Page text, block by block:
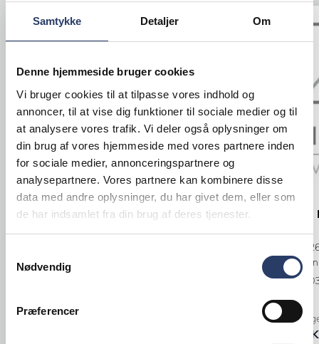
Samtykke Detaljer Om
Denne hjemmeside bruger cookies
Vi bruger cookies til at tilpasse vores indhold og
annoncer, til at vise dig funktioner til sociale medier og til
at analysere vores trafik. Vi deler også oplysninger om
din brug af vores hjemmeside med vores partnere inden
for sociale medier, annonceringspartnere og
analysepartnere. Vores partnere kan kombinere disse
data med andre oplysninger, du har givet dem, eller som
de har indsamlet fra din brug af deres tjenester.
Nødvendig
Præferencer
Dalo Linden
Målekande Konisk
Stål
Midlertidig udsolgt
Tilbud
Brønnum
Fad 1/2
LxBxH:
Hvid Porcelæn
Varenr.
+500 på
188,00